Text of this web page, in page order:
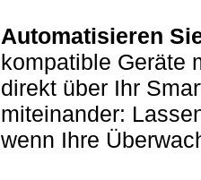
Automatisieren
kompatible Geräte
direkt über Ihr
miteinander:
wenn Ihre